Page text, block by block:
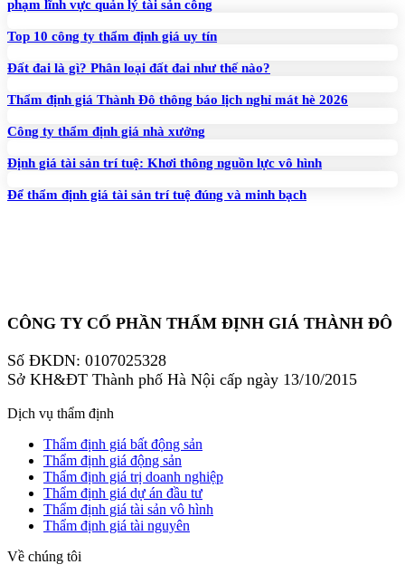
phạm lĩnh vực quản lý tài sản công
Top 10 công ty thẩm định giá uy tín
Đất đai là gì? Phân loại đất đai như thế nào?
Thẩm định giá Thành Đô thông báo lịch nghỉ mát hè 2026
Công ty thẩm định giá nhà xưởng
Định giá tài sản trí tuệ: Khơi thông nguồn lực vô hình
Để thẩm định giá tài sản trí tuệ đúng và minh bạch
CÔNG TY CỔ PHẦN THẨM ĐỊNH GIÁ THÀNH ĐÔ
Số ĐKDN: 0107025328
Sở KH&ĐT Thành phố Hà Nội cấp ngày 13/10/2015
Dịch vụ thẩm định
Thẩm định giá bất động sản
Thẩm định giá động sản
Thẩm định giá trị doanh nghiệp
Thẩm định giá dự án đầu tư
Thẩm định giá tài sản vô hình
Thẩm định giá tài nguyên
Về chúng tôi